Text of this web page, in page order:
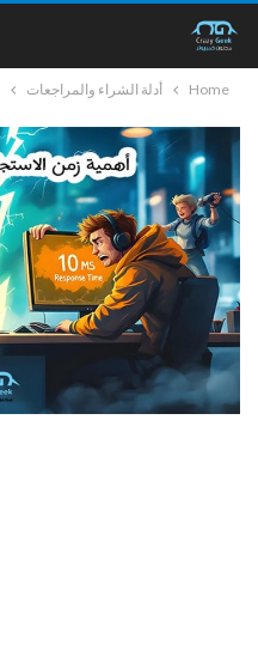
Home أدلة الشراء والمراجعات